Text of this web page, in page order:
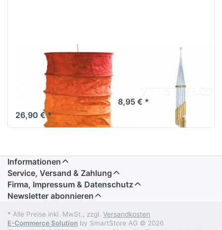
Lampenschirm
Nevada rot-
orange
26,90 € *
8,95 € *
Informationen
Service, Versand & Zahlung
Firma, Impressum & Datenschutz
Newsletter abonnieren
* Alle Preise inkl. MwSt., zzgl. Versandkosten
E-Commerce Solution by SmartStore AG © 2026